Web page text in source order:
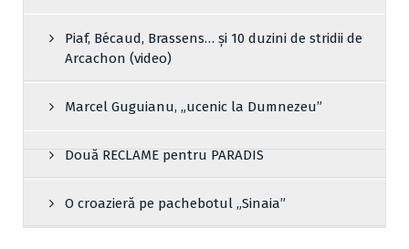
Piaf, Bécaud, Brassens… și 10 duzini de stridii de
Arcachon (video)
Marcel Guguianu, „ucenic la Dumnezeu”
Două RECLAME pentru PARADIS
O croazieră pe pachebotul „Sinaia”